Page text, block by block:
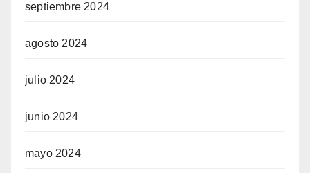
septiembre 2024
agosto 2024
julio 2024
junio 2024
mayo 2024